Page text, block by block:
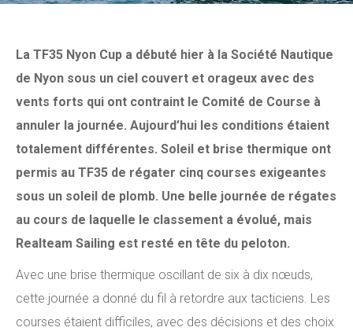
La TF35 Nyon Cup a débuté hier à la Société Nautique
de Nyon sous un ciel couvert et orageux avec des
vents forts qui ont contraint le Comité de Course à
annuler la journée. Aujourd’hui les conditions étaient
totalement différentes. Soleil et brise thermique ont
permis au TF35 de régater cinq courses exigeantes
sous un soleil de plomb. Une belle journée de régates
au cours de laquelle le classement a évolué, mais
Realteam Sailing est resté en tête du peloton.
Avec une brise thermique oscillant de six à dix nœuds,
cette journée a donné du fil à retordre aux tacticiens. Les
courses étaient difficiles, avec des décisions et des choix